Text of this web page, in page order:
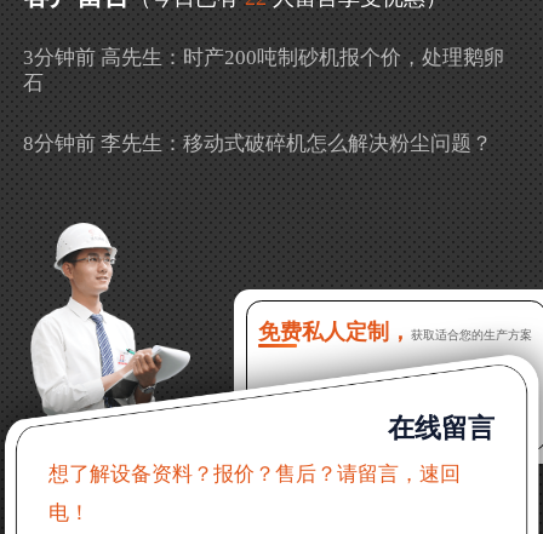
3分钟前 高先生：时产200吨制砂机报个价，处理鹅卵
石
8分钟前 李先生：移动式破碎机怎么解决粉尘问题？
吗？
16分钟前 程先生：破碎生产线出个方案及报价，有什
么售后服务？
22分钟前 郑女士：想了解时产500吨锤破，加工石灰石
31分钟前 吴先生：成套石头破碎设备有吗？给个详细
产品资料
36分钟前 罗先生：每小时100吨左右的鄂破和反击破，
免费私人定制， 获取适合您的生产方案
在线留言
想了解设备资料？报价？售后？请留言，速回
电！